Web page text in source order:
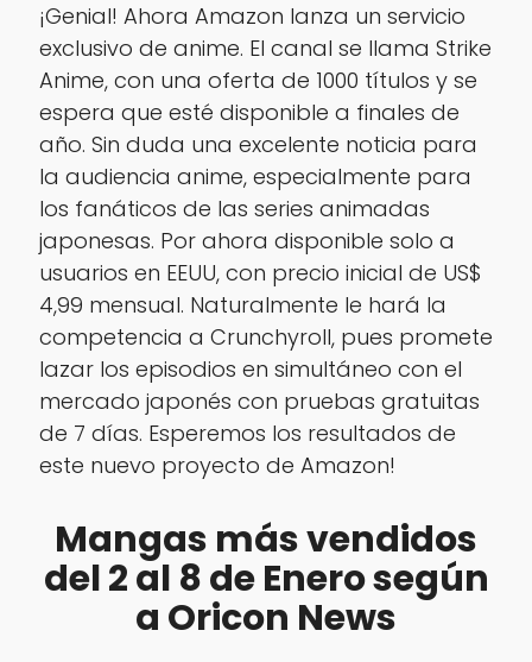
¡Genial! Ahora Amazon lanza un servicio
exclusivo de anime. El canal se llama Strike
Anime, con una oferta de 1000 títulos y se
espera que esté disponible a finales de
año. Sin duda una excelente noticia para
la audiencia anime, especialmente para
los fanáticos de las series animadas
japonesas. Por ahora disponible solo a
usuarios en EEUU, con precio inicial de US$
4,99 mensual. Naturalmente le hará la
competencia a Crunchyroll, pues promete
lazar los episodios en simultáneo con el
mercado japonés con pruebas gratuitas
de 7 días. Esperemos los resultados de
este nuevo proyecto de Amazon!
Mangas más vendidos
del 2 al 8 de Enero según
a Oricon News